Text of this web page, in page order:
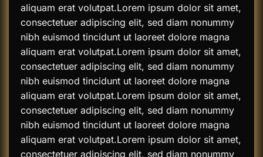
aliquam erat volutpat.Lorem ipsum dolor sit amet,
consectetuer adipiscing elit, sed diam nonummy
nibh euismod tincidunt ut laoreet dolore magna
aliquam erat volutpat.Lorem ipsum dolor sit amet,
consectetuer adipiscing elit, sed diam nonummy
nibh euismod tincidunt ut laoreet dolore magna
aliquam erat volutpat.Lorem ipsum dolor sit amet,
consectetuer adipiscing elit, sed diam nonummy
nibh euismod tincidunt ut laoreet dolore magna
aliquam erat volutpat.Lorem ipsum dolor sit amet,
consectetuer adipiscing elit, sed diam nonummy